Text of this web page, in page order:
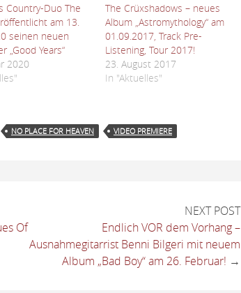
Country-Duo The
am 13.
seinen neuen
„Good Years“
2020
The Crüxshadows – neues
Album „Astromythology“ am
01.09.2017, Track Pre-
Listening, Tour 2017!
23. August 2017
In "Aktuelles"
NO PLACE FOR HEAVEN VIDEO PREMIERE
Of
NEXT POST
Endlich VOR dem Vorhang –
Ausnahmegitarrist Benni Bilgeri mit neuem
Album „Bad Boy“ am 26. Februar! →